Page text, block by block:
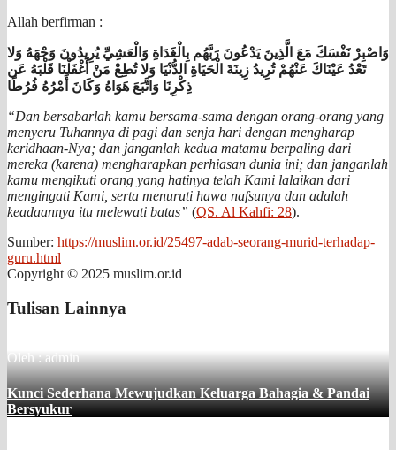
Allah berfirman :
وَاصْبِرْ نَفْسَكَ مَعَ الَّذِينَ يَدْعُونَ رَبَّهُم بِالْغَدَاةِ وَالْعَشِيِّ يُرِيدُونَ وَجْهَهُ وَلا
تَعْدُ عَيْنَاكَ عَنْهُمْ تُرِيدُ زِينَةَ الْحَيَاةِ الدُّنْيَا وَلا تُطِعْ مَنْ أَغْفَلْنَا قَلْبَهُ عَن
ذِكْرِنَا وَاتَّبَعَ هَوَاهُ وَكَانَ أَمْرُهُ فُرُطًا
“Dan bersabarlah kamu bersama-sama dengan orang-orang yang
menyeru Tuhannya di pagi dan senja hari dengan mengharap
keridhaan-Nya; dan janganlah kedua matamu berpaling dari
mereka (karena) mengharapkan perhiasan dunia ini; dan janganlah
kamu mengikuti orang yang hatinya telah Kami lalaikan dari
mengingati Kami, serta menuruti hawa nafsunya dan adalah
keadaannya itu melewati batas” (QS. Al Kahfi: 28).
Sumber: https://muslim.or.id/25497-adab-seorang-murid-terhadap-
guru.html
Copyright © 2025 muslim.or.id
Tulisan Lainnya
Oleh : admin
Kunci Sederhana Mewujudkan Keluarga Bahagia & Pandai
Bersyukur